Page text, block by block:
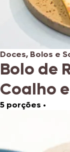
Doces, Bolos e
Bolo de
Coalho
5 porções •